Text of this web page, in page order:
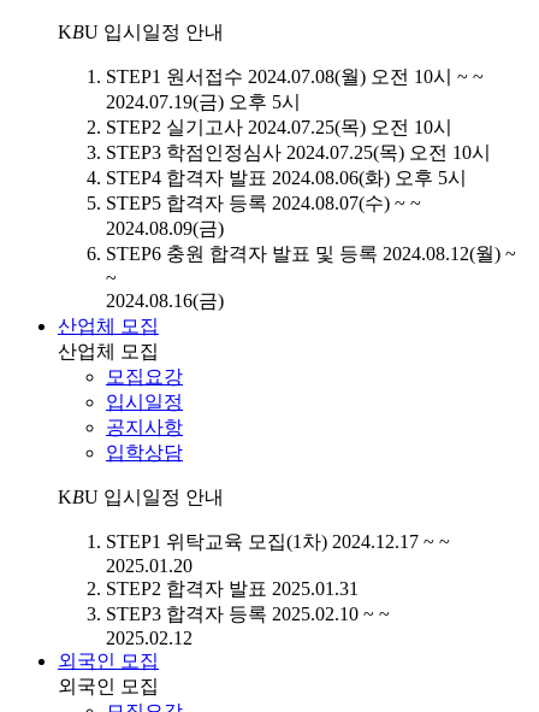
KBU 입시일정 안내
STEP1 원서접수 2024.07.08(월) 오전 10시 ~ ~
2024.07.19(금) 오후 5시
STEP2 실기고사 2024.07.25(목) 오전 10시
STEP3 학점인정심사 2024.07.25(목) 오전 10시
STEP4 합격자 발표 2024.08.06(화) 오후 5시
STEP5 합격자 등록 2024.08.07(수) ~ ~
2024.08.09(금)
STEP6 충원 합격자 발표 및 등록 2024.08.12(월) ~
~
2024.08.16(금)
산업체 모집
산업체 모집
모집요강
입시일정
공지사항
입학상담
KBU 입시일정 안내
STEP1 위탁교육 모집(1차) 2024.12.17 ~ ~
2025.01.20
STEP2 합격자 발표 2025.01.31
STEP3 합격자 등록 2025.02.10 ~ ~
2025.02.12
외국인 모집
외국인 모집